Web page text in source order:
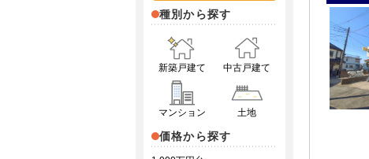
種別から探す
新築戸建て 中古戸建て
マンション 土地
価格から探す